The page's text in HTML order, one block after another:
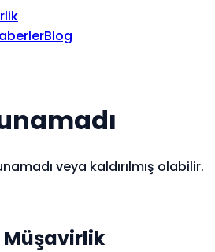
Blog
veya kaldırılmış olabilir.